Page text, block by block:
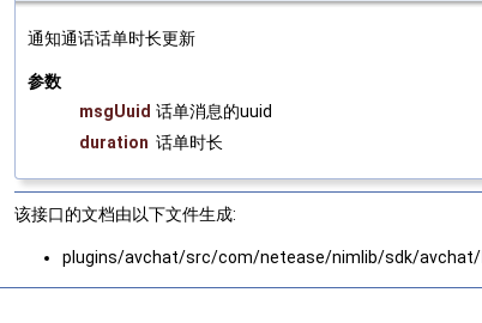
通知通话话单时长更新
参数
msgUuid 话单消息的uuid
duration 话单时长
该接口的文档由以下文件生成:
plugins/avchat/src/com/netease/nimlib/sdk/avchat/